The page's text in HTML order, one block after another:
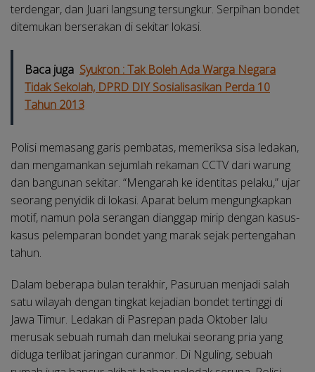
terdengar, dan Juari langsung tersungkur. Serpihan bondet
ditemukan berserakan di sekitar lokasi.
Baca juga Syukron : Tak Boleh Ada Warga Negara
Tidak Sekolah, DPRD DIY Sosialisasikan Perda 10
Tahun 2013
Polisi memasang garis pembatas, memeriksa sisa ledakan,
dan mengamankan sejumlah rekaman CCTV dari warung
dan bangunan sekitar. “Mengarah ke identitas pelaku,” ujar
seorang penyidik di lokasi. Aparat belum mengungkapkan
motif, namun pola serangan dianggap mirip dengan kasus-
kasus pelemparan bondet yang marak sejak pertengahan
tahun.
Dalam beberapa bulan terakhir, Pasuruan menjadi salah
satu wilayah dengan tingkat kejadian bondet tertinggi di
Jawa Timur. Ledakan di Pasrepan pada Oktober lalu
merusak sebuah rumah dan melukai seorang pria yang
diduga terlibat jaringan curanmor. Di Nguling, sebuah